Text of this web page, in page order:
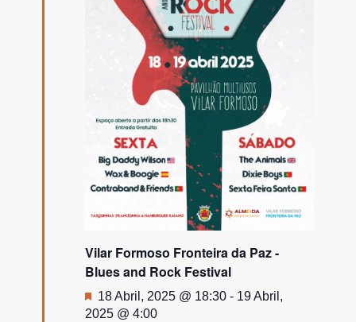
Vilar Formoso Fronteira da Paz -
Blues and Rock Festival
Destaque
18 Abril, 2025 @ 18:30 - 19 Abril,
2025 @ 4:00